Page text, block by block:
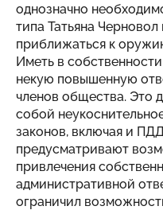
однозначно
типа Татьяна
приближаться к
Иметь в
некую повышенную
членов общества. Это
собой
законов, включая и
предусматривают
привлечения
административной
ограничил